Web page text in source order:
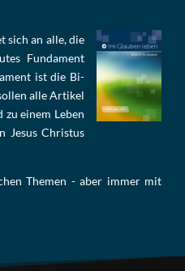
sich an alle, die
Fun­da­ment
ist die Bi­
al­le Ar­ti­kel
ei­nem Le­ben
Je­sus Chris­tus
Themen - aber immer mit